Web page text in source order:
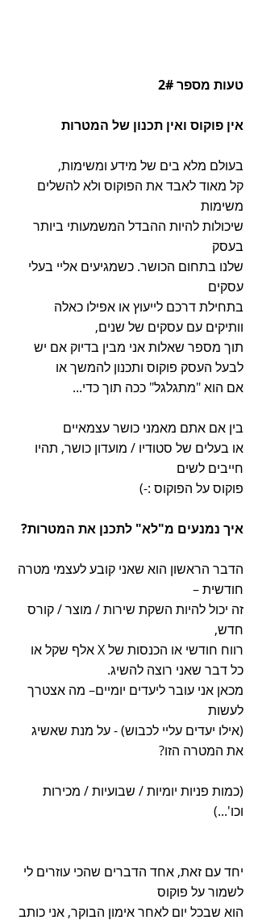
טעות מספר 2#
אין פוקוס ואין תכנון של המטרות
בעולם מלא בים של מידע ומשימות,
קל מאוד לאבד את הפוקוס ולא להשלים
משימות
שיכולות להיות ההבדל המשמעותי ביותר
בעסק
שלנו בתחום הכושר. כשמגיעים אליי בעלי
עסקים
בתחילת דרכם לייעוץ או אפילו כאלה
וותיקים עם עסקים של שנים,
תוך מספר שאלות אני מבין בדיוק אם יש
לבעל העסק פוקוס ותכנון להמשך או
אם הוא "מתגלגל" ככה תוך כדי...
בין אם אתם מאמני כושר עצמאיים
או בעלים של סטודיו / מועדון כושר, תהיו
חייבים לשים
פוקוס על הפוקוס :-)
איך נמנעים מ"לא" לתכנן את המטרות?
הדבר הראשון הוא שאני קובע לעצמי מטרה
חודשית –
זה יכול להיות השקת שירות / מוצר / קורס
חדש,
רווח חודשי או הכנסות של X אלף שקל או
כל דבר שאני רוצה להשיג.
מכאן אני עובר ליעדים יומיים– מה אצטרך
לעשות
(אילו יעדים עליי לכבוש) - על מנת שאשיג
את המטרה הזו?
(כמות פניות יומיות / שבועיות / מכירות
וכו'...)
יחד עם זאת, אחד הדברים שהכי עוזרים לי
לשמור על פוקוס
הוא שבכל יום לאחר אימון הבוקר, אני כותב